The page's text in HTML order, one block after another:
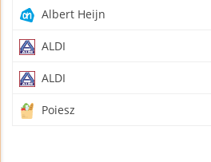
Albert Heijn
ALDI
ALDI
Poiesz